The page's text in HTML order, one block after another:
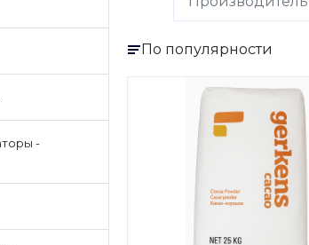
По популярности